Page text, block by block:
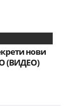
нови
(ВИДЕО)